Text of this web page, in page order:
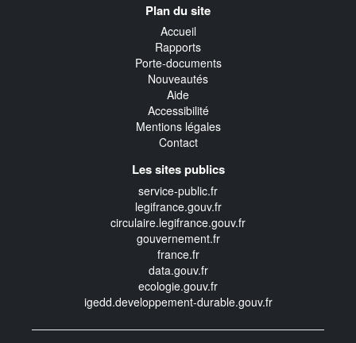
Plan du site
Accueil
Rapports
Porte-documents
Nouveautés
Aide
Accessibilité
Mentions légales
Contact
Les sites publics
service-public.fr
legifrance.gouv.fr
circulaire.legifrance.gouv.fr
gouvernement.fr
france.fr
data.gouv.fr
ecologie.gouv.fr
igedd.developpement-durable.gouv.fr